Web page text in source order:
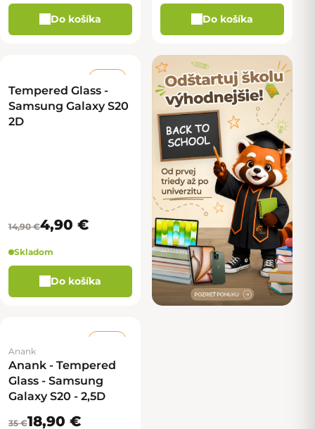
Do košíka Do košíka
Tempered Glass -
Samsung Galaxy S20
2D
14,90 €4,90 €
Skladom
Do košíka
Anank
Anank - Tempered
Glass - Samsung
Galaxy S20 - 2,5D
35 €18,90 €